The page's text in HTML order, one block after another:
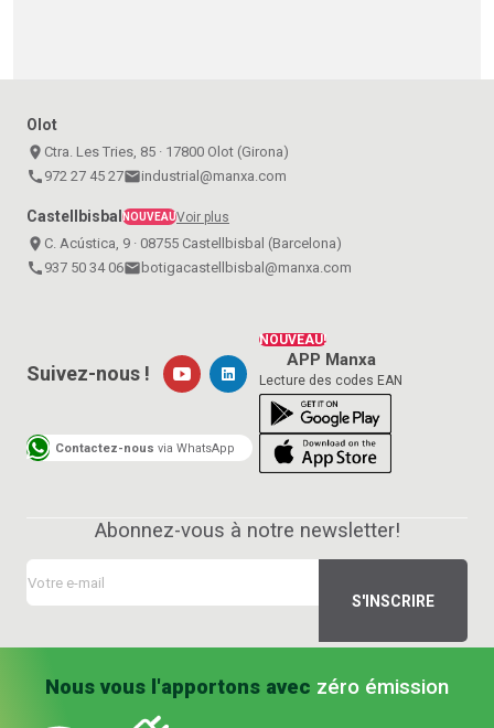
Olot
place Ctra. Les Tries, 85 · 17800 Olot (Girona)
call 972 27 45 27emailindustrial@manxa.com
Castellbisbal NOUVEAUVoir plus
place C. Acústica, 9 · 08755 Castellbisbal (Barcelona)
call 937 50 34 06email botigacastellbisbal@manxa.com
NOUVEAU!
APP Manxa
Lecture des codes EAN
Suivez-nous !
Contactez-nous via WhatsApp
Abonnez-vous à notre newsletter!
Nous vous l'apportons avec zéro émission